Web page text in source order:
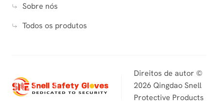
Sobre nós
Todos os produtos
Direitos de autor ©
2026 Qingdao Snell
Protective Products